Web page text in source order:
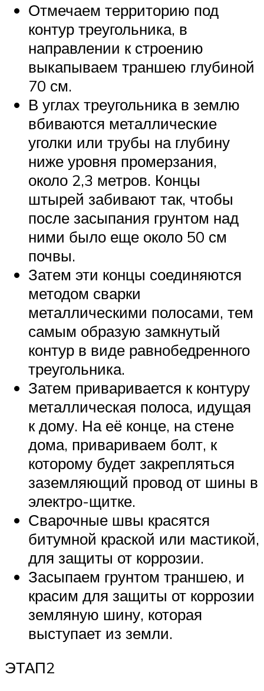
Отмечаем территорию под
контур треугольника, в
направлении к строению
выкапываем траншею глубиной
70 см.
В углах треугольника в землю
вбиваются металлические
уголки или трубы на глубину
ниже уровня промерзания,
около 2,3 метров. Концы
штырей забивают так, чтобы
после засыпания грунтом над
ними было еще около 50 см
почвы.
Затем эти концы соединяются
методом сварки
металлическими полосами, тем
самым образую замкнутый
контур в виде равнобедренного
треугольника.
Затем приваривается к контуру
металлическая полоса, идущая
к дому. На её конце, на стене
дома, привариваем болт, к
которому будет закрепляться
заземляющий провод от шины в
электро-щитке.
Сварочные швы красятся
битумной краской или мастикой,
для защиты от коррозии.
Засыпаем грунтом траншею, и
красим для защиты от коррозии
земляную шину, которая
выступает из земли.
ЭТАП2